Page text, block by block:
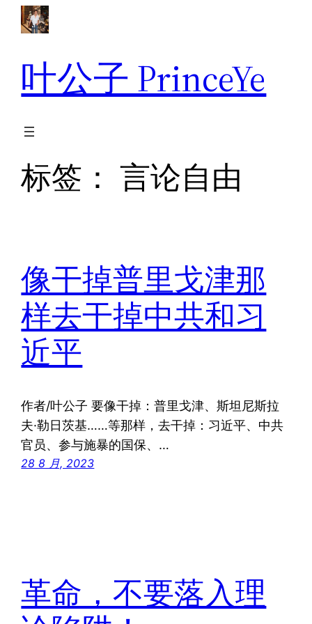
叶公子 PrinceYe
标签：言论自由
像干掉普里戈津那
样去干掉中共和习
近平
作者/叶公子 要像干掉：普里戈津、斯坦尼斯拉
夫·勒日茨基……等那样，去干掉：习近平、中共
官员、参与施暴的国保、…
28 8 月, 2023
革命，不要落入理